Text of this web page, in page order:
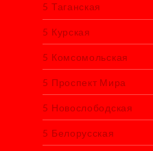
5 Таганская
5 Курская
5 Комсомольская
5 Проспект Мира
5 Новослободская
5 Белорусская